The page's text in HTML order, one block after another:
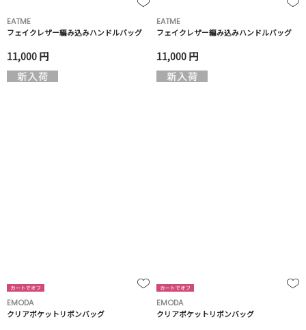
EATME
フェイクレザー編み込みハンドルバッグ
11,000 円
EATME
フェイクレザー編み込みハンドルバッグ
11,000 円
EMODA
クリアポケットリボンバッグ
EMODA
クリアポケットリボンバッグ